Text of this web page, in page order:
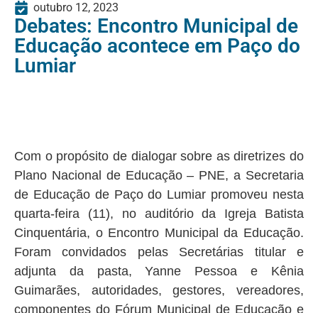
outubro 12, 2023
Debates: Encontro Municipal de
Educação acontece em Paço do
Lumiar
Com o propósito de dialogar sobre as diretrizes do
Plano Nacional de Educação – PNE, a Secretaria
de Educação de Paço do Lumiar promoveu nesta
quarta-feira (11), no auditório da Igreja Batista
Cinquentária, o Encontro Municipal da Educação.
Foram convidados pelas Secretárias titular e
adjunta da pasta, Yanne Pessoa e Kênia
Guimarães, autoridades, gestores, vereadores,
componentes do Fórum Municipal de Educação e